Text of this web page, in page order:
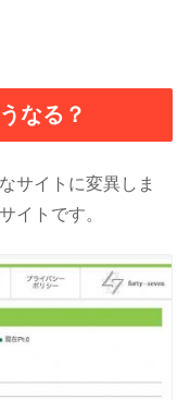
なる？
サイトに変異しま
イトです。